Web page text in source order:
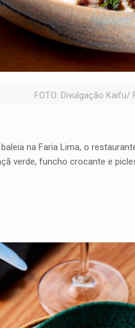
FOTO: Divulgação Kaifu/
na Faria Lima, o
verde, funcho crocante e